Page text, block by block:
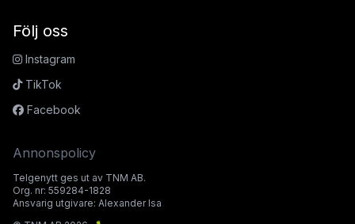
Följ oss
Instagram
TikTok
Facebook
Annonspolicy
Telgenytt ges ut av TNM AB.
Org. nr: 559284-1828
Ansvarig utgivare: Alexander Isa